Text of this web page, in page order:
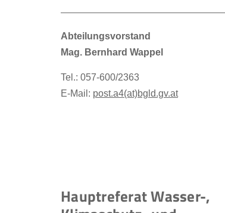
Abteilungsvorstand
Mag. Bernhard Wappel
Tel.: 057-600/2363
E-Mail: post.a4(at)bgld.gv.at
Hauptreferat Wasser-,